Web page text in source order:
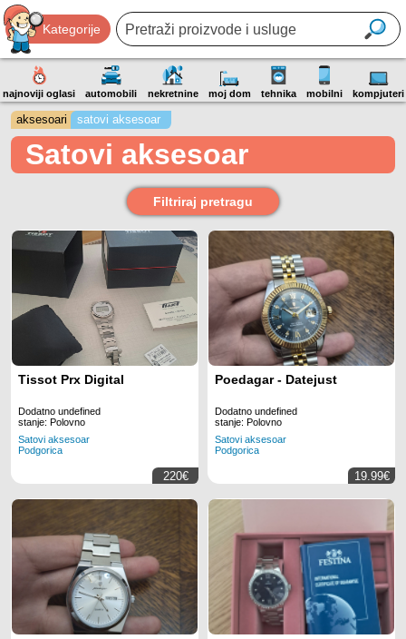
Kategorije
najnoviji oglasi automobili nekretnine moj dom tehnika mobilni kompjuteri
aksesoari satovi aksesoar
Satovi aksesoar
Filtriraj pretragu
Tissot Prx Digital
Dodatno undefined
stanje: Polovno
Satovi aksesoar
Podgorica
220€
Poedagar - Datejust
Dodatno undefined
stanje: Polovno
Satovi aksesoar
Podgorica
19.99€